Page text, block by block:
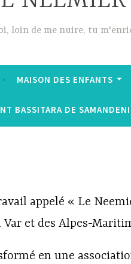
loin de me nuire, tu
MAISON DES ENFANTS
BASSITARA DE SAMANDENI
appelé « Le
et des Alpes-
en une